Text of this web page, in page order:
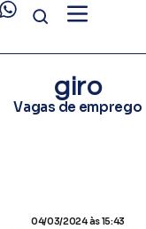
giro
Vagas de emprego
04/03/2024às 15:43